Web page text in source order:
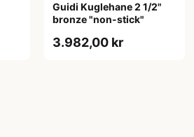
Guidi Kuglehane 2 1/2"
bronze "non-stick"
3.982,00 kr